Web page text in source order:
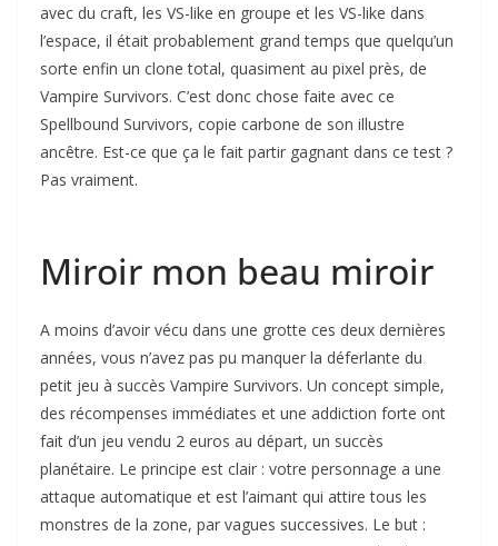
avec du craft, les VS-like en groupe et les VS-like dans
l’espace, il était probablement grand temps que quelqu’un
sorte enfin un clone total, quasiment au pixel près, de
Vampire Survivors. C’est donc chose faite avec ce
Spellbound Survivors, copie carbone de son illustre
ancêtre. Est-ce que ça le fait partir gagnant dans ce test ?
Pas vraiment.
Miroir mon beau miroir
A moins d’avoir vécu dans une grotte ces deux dernières
années, vous n’avez pas pu manquer la déferlante du
petit jeu à succès Vampire Survivors. Un concept simple,
des récompenses immédiates et une addiction forte ont
fait d’un jeu vendu 2 euros au départ, un succès
planétaire. Le principe est clair : votre personnage a une
attaque automatique et est l’aimant qui attire tous les
monstres de la zone, par vagues successives. Le but :